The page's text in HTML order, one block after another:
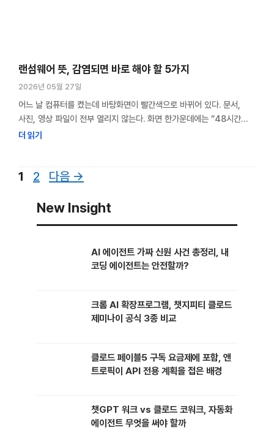
랜섬웨어 뜻, 감염되면 바로 해야 할 5가지
2026년 05월 27일
어느 날 컴퓨터를 켰는데 바탕화면이 빨간색으로 바뀌어 있다. 문서,
사진, 영상 파일이 전부 열리지 않는다. 화면 한가운데에는 “48시간
안에 비트코인 0.5개를 보내라”는 영어 메시지가 떠 있다. 이것은
인질로 잡고 돈을 요구하는 악성코드를 말한다. 나는 보안 업계에서
더 읽기
페
1
페
지
2 다음 →
New Insight
AI 에이전트 가짜 신원 사건 총정리, 내
코딩 에이전트는 안전할까?
크롬 AI 확장프로그램, 챗지피티 클로드
제미나이 공식 3종 비교
클로드 페이블5 구독 요금제에 포함, 앤
트로픽이 API 전용 계획을 접은 배경
챗GPT 워크 vs 클로드 코워크, 자동화
에이전트 무엇을 써야 할까